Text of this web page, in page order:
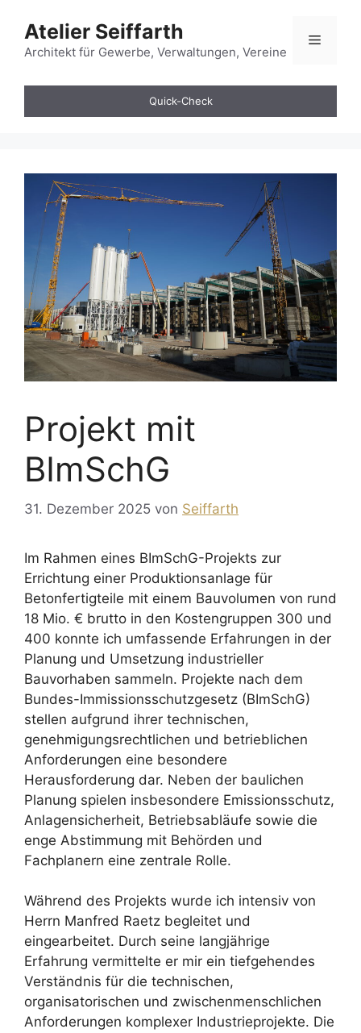
Inhalt
springen
Atelier Seiffarth
Architekt für Gewerbe, Verwaltungen, Vereine
Menü
Quick-Check
Projekt mit
BImSchG
31. Dezember 2025 von Seiffarth
Im Rahmen eines BImSchG-Projekts zur
Errichtung einer Produktionsanlage für
Betonfertigteile mit einem Bauvolumen von rund
18 Mio. € brutto in den Kostengruppen 300 und
400 konnte ich umfassende Erfahrungen in der
Planung und Umsetzung industrieller
Bauvorhaben sammeln. Projekte nach dem
Bundes-Immissionsschutzgesetz (BImSchG)
stellen aufgrund ihrer technischen,
genehmigungsrechtlichen und betrieblichen
Anforderungen eine besondere
Herausforderung dar. Neben der baulichen
Planung spielen insbesondere Emissionsschutz,
Anlagensicherheit, Betriebsabläufe sowie die
enge Abstimmung mit Behörden und
Fachplanern eine zentrale Rolle.
Während des Projekts wurde ich intensiv von
Herrn Manfred Raetz begleitet und
eingearbeitet. Durch seine langjährige
Erfahrung vermittelte er mir ein tiefgehendes
Verständnis für die technischen,
organisatorischen und zwischenmenschlichen
Anforderungen komplexer Industrieprojekte. Die